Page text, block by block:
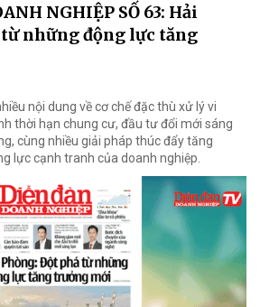
NGHIỆP SỐ 63: Hải
những động lực tăng
nội dung về cơ chế đặc thù xử lý vi
thời hạn chung cư, đầu tư đổi mới sáng
cùng nhiều giải pháp thúc đẩy tăng
lực cạnh tranh của doanh nghiệp.